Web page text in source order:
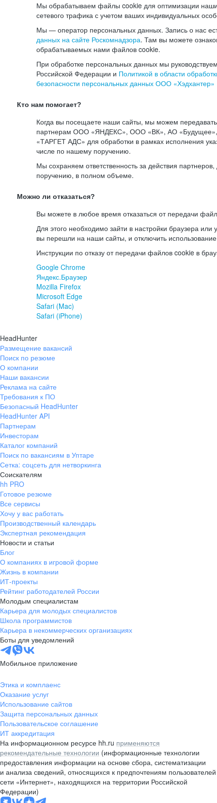
Мы обрабатываем файлы cookie для оптимизации
сетевого трафика с учетом ваших индивидуальных
Мы — оператор персональных данных. Запись о нас
данных на сайте Роскомнадзора. Там вы можете
обрабатываемых нами файлов cookie.
При обработке персональных данных мы
Российской Федерации и Политикой в области
безопасности персональных данных ООО «Хэдхантер»
Кто нам помогает?
Когда вы посещаете наши сайты, мы можем
партнерам ООО «ЯНДЕКС», ООО «ВК», АО
«ТАРГЕТ АДС» для обработки в рамках исполнения
числе по нашему поручению.
Мы сохраняем ответственность за действия
поручению, в полном объеме.
Можно ли отказаться?
Вы можете в любое время отказаться от передачи
Для этого необходимо зайти в настройки браузера или
вы перешли на наши сайты, и отключить
Инструкции по отказу от передачи файлов cookie в
Google Chrome
Яндекс.Браузер
Mozilla Firefox
Microsoft Edge
Safari (Mac)
Safari (iPhone)
HeadHunter
Размещение вакансий
Поиск по резюме
О компании
Наши вакансии
Реклама на сайте
Требования к ПО
Безопасный HeadHunter
HeadHunter API
Партнерам
Инвесторам
Каталог компаний
Поиск по вакансиям в Уптаре
Сетка: соцсеть для нетворкинга
Соискателям
hh PRO
Готовое резюме
Все сервисы
Хочу у вас работать
Производственный календарь
Экспертная рекомендация
Новости и статьи
Блог
О компаниях в игровой форме
Жизнь в компании
ИТ-проекты
Рейтинг работодателей России
Молодым специалистам
Карьера для молодых специалистов
Школа программистов
Карьера в некоммерческих организациях
Боты для уведомлений
Мобильное приложение
Этика и комплаенс
Оказание услуг
Использование сайтов
Защита персональных данных
Пользовательское соглашение
ИТ аккредитация
На информационном ресурсе hh.ru применяются
рекомендательные технологии (информационные технологии
предоставления информации на основе сбора, систематизации
и анализа сведений, относящихся к предпочтениям пользователей
сети «Интернет», находящихся на территории Российской
Федерации)